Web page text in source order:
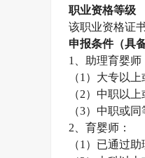
职业资格等级
该职业资格证
申报条件（具
1
、助理育婴师
（1 ）大专以上
（2）中职以上
（3）中职或同
2 、育婴师：
（1 ）已通过助